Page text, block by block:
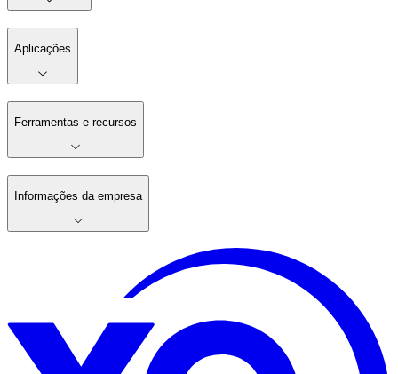
Aplicações
Ferramentas e recursos
Informações da empresa